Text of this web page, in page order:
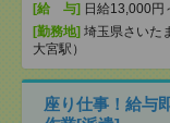
[給 与] 日給13,000円
[勤務地] 埼玉県さいた
大宮駅）
座り仕事！給与